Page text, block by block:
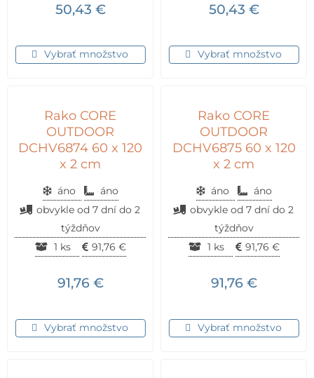
50,43 €
Vybrať množstvo
50,43 €
Vybrať množstvo
Rako CORE
OUTDOOR
DCHV6874 60 x 120
x 2 cm
áno
áno
obvykle od 7 dní do 2
týždňov
1 ks
91,76 €
91,76 €
Vybrať množstvo
Rako CORE
OUTDOOR
DCHV6875 60 x 120
x 2 cm
áno
áno
obvykle od 7 dní do 2
týždňov
1 ks
91,76 €
91,76 €
Vybrať množstvo